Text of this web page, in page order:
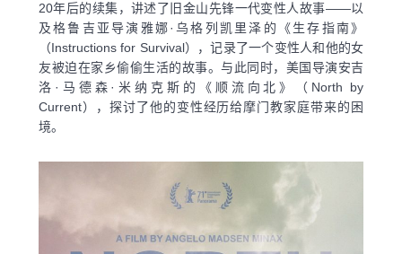
20年后的续集，讲述了旧金山先锋一代变性人故事——以
及格鲁吉亚导演雅娜·乌格列凯里泽的《生存指南》
（Instructions for Survival），记录了一个变性人和他的女
友被迫在家乡偷偷生活的故事。与此同时，美国导演安吉
洛·马德森·米纳克斯的《顺流向北》（North by
Current），探讨了他的变性经历给摩门教家庭带来的困
境。